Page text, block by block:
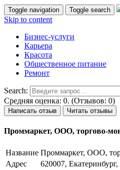
Toggle navigation Toggle search
Skip to content
Бизнес-услуги
Карьера
Красота
Общественное питание
Ремонт
Search:
Средняя оценка: 0. (Отзывов: 0)
Написать отзыв Читать отзывы
Проммаркет, ООО, торгово-
Название Проммаркет, ООО,
Адрес
620007,